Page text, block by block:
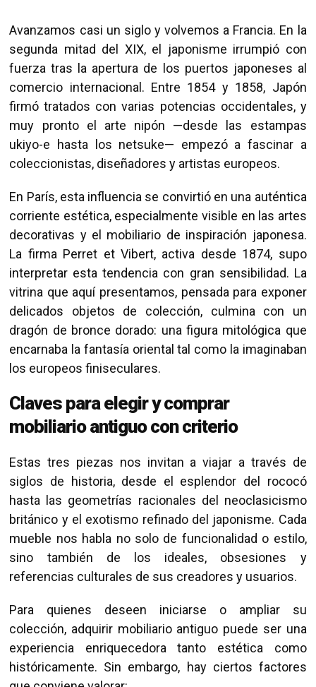
Avanzamos casi un siglo y volvemos a Francia. En la
segunda mitad del XIX, el japonisme irrumpió con
fuerza tras la apertura de los puertos japoneses al
comercio internacional. Entre 1854 y 1858, Japón
firmó tratados con varias potencias occidentales, y
muy pronto el arte nipón —desde las estampas
ukiyo-e hasta los netsuke— empezó a fascinar a
coleccionistas, diseñadores y artistas europeos.
En París, esta influencia se convirtió en una auténtica
corriente estética, especialmente visible en las artes
decorativas y el mobiliario de inspiración japonesa.
La firma Perret et Vibert, activa desde 1874, supo
interpretar esta tendencia con gran sensibilidad. La
vitrina que aquí presentamos, pensada para exponer
delicados objetos de colección, culmina con un
dragón de bronce dorado: una figura mitológica que
encarnaba la fantasía oriental tal como la imaginaban
los europeos finiseculares.
Claves para elegir y comprar
mobiliario antiguo con criterio
Estas tres piezas nos invitan a viajar a través de
siglos de historia, desde el esplendor del rococó
hasta las geometrías racionales del neoclasicismo
británico y el exotismo refinado del japonisme. Cada
mueble nos habla no solo de funcionalidad o estilo,
sino también de los ideales, obsesiones y
referencias culturales de sus creadores y usuarios.
Para quienes deseen iniciarse o ampliar su
colección, adquirir mobiliario antiguo puede ser una
experiencia enriquecedora tanto estética como
históricamente. Sin embargo, hay ciertos factores